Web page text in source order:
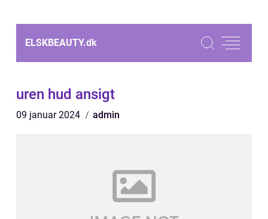
ELSKBEAUTY.dk
uren hud ansigt
09 januar 2024 admin